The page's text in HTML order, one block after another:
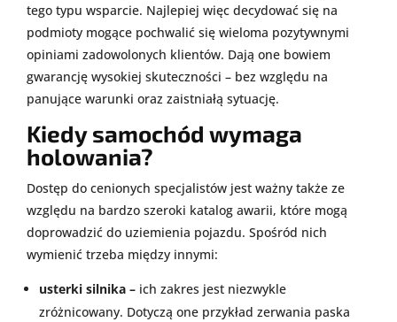
tego typu wsparcie. Najlepiej więc decydować się na
podmioty mogące pochwalić się wieloma pozytywnymi
opiniami zadowolonych klientów. Dają one bowiem
gwarancję wysokiej skuteczności – bez względu na
panujące warunki oraz zaistniałą sytuację.
Kiedy samochód wymaga
holowania?
Dostęp do cenionych specjalistów jest ważny także ze
względu na bardzo szeroki katalog awarii, które mogą
doprowadzić do uziemienia pojazdu. Spośród nich
wymienić trzeba między innymi:
usterki silnika – ich zakres jest niezwykle
zróżnicowany. Dotyczą one przykład zerwania paska